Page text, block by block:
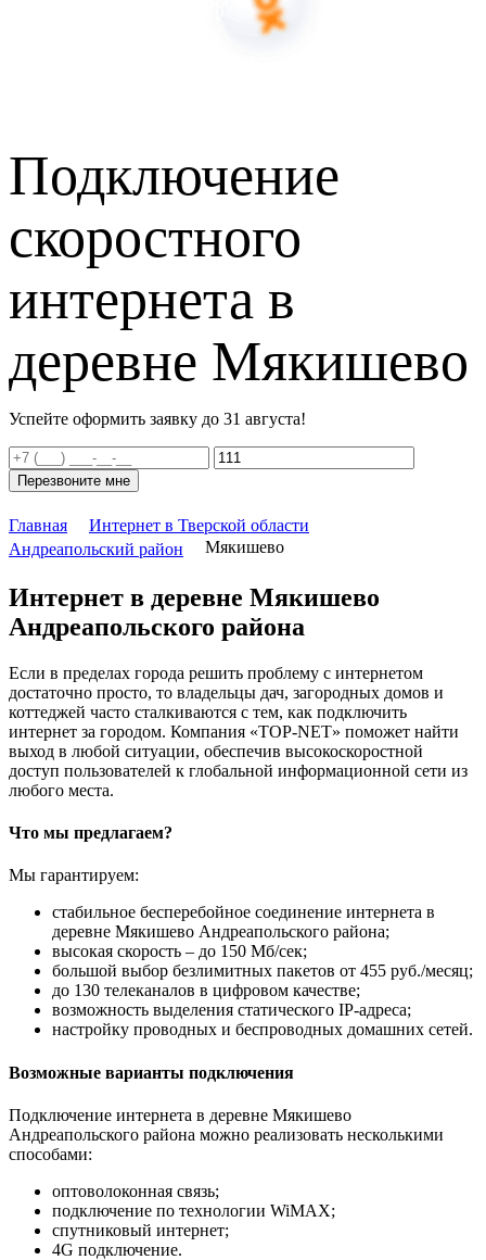
Подключение
скоростного
интернета в
деревне Мякишево
Успейте оформить заявку до 31 августа!
Перезвоните мне
Главная
Интернет в Тверской области
Андреапольский район
Мякишево
Интернет в деревне Мякишево
Андреапольского района
Если в пределах города решить проблему с интернетом
достаточно просто, то владельцы дач, загородных домов и
коттеджей часто сталкиваются с тем, как подключить
интернет за городом. Компания «TOP-NET» поможет найти
выход в любой ситуации, обеспечив высокоскоростной
доступ пользователей к глобальной информационной сети из
любого места.
Что мы предлагаем?
Мы гарантируем:
стабильное бесперебойное соединение интернета в
деревне Мякишево Андреапольского района;
высокая скорость – до 150 Мб/сек;
большой выбор безлимитных пакетов от 455 руб./месяц;
до 130 телеканалов в цифровом качестве;
возможность выделения статического IP-адреса;
настройку проводных и беспроводных домашних сетей.
Возможные варианты подключения
Подключение интернета в деревне Мякишево
Андреапольского района можно реализовать несколькими
способами:
оптоволоконная связь;
подключение по технологии WiMAX;
спутниковый интернет;
4G подключение.